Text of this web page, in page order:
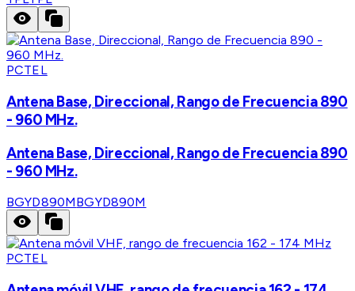
PCTEL
Antena Base, Direccional, Rango de Frecuencia 890
- 960 MHz.
Antena Base, Direccional, Rango de Frecuencia 890
- 960 MHz.
BGYD890MBGYD890M
PCTEL